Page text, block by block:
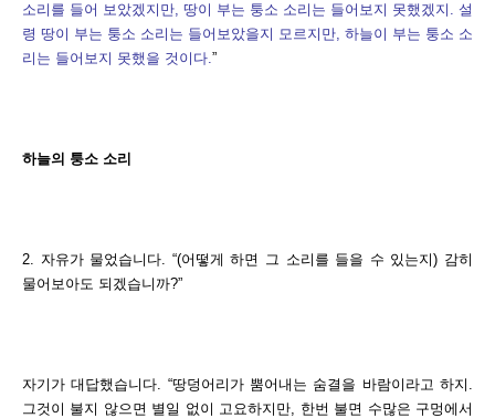
소리를 들어 보았겠지만, 땅이 부는 퉁소 소리는 들어보지 못했겠지. 설
령 땅이 부는 퉁소 소리는 들어보았을지 모르지만, 하늘이 부는 퉁소 소
리는 들어보지 못했을 것이다.”
하늘의 퉁소 소리
2. 자유가 물었습니다. “(어떻게 하면 그 소리를 들을 수 있는지) 감히
물어보아도 되겠습니까?”
자기가 대답했습니다. “땅덩어리가 뿜어내는 숨결을 바람이라고 하지.
그것이 불지 않으면 별일 없이 고요하지만, 한번 불면 수많은 구멍에서